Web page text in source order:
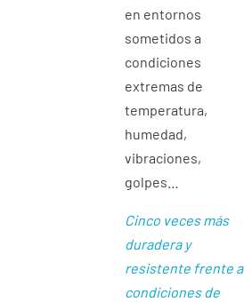
en entornos
sometidos a
condiciones
extremas de
temperatura,
humedad,
vibraciones,
golpes…
Cinco veces más
duradera y
resistente frente a
condiciones de